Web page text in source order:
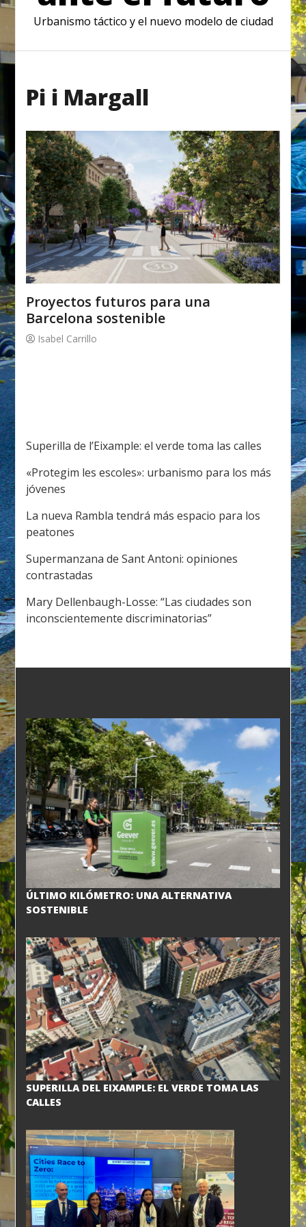
Urbanismo táctico y el nuevo modelo de ciudad
Pi i Margall
Proyectos futuros para una
Barcelona sostenible
Isabel Carrillo
Superilla de l’Eixample: el verde toma las calles
«Protegim les escoles»: urbanismo para los más
jóvenes
La nueva Rambla tendrá más espacio para los
peatones
Supermanzana de Sant Antoni: opiniones
contrastadas
Mary Dellenbaugh-Losse: “Las ciudades son
inconscientemente discriminatorias”
ÚLTIMO KILÓMETRO: UNA ALTERNATIVA
SOSTENIBLE
SUPERILLA DEL EIXAMPLE: EL VERDE TOMA LAS
CALLES